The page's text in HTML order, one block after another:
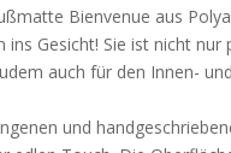
Bienvenue aus
ins Gesicht! Sie ist nicht
auch für den Innen-
und